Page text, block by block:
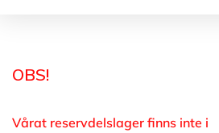
OBS!
Vårat reservdelslager finns inte i